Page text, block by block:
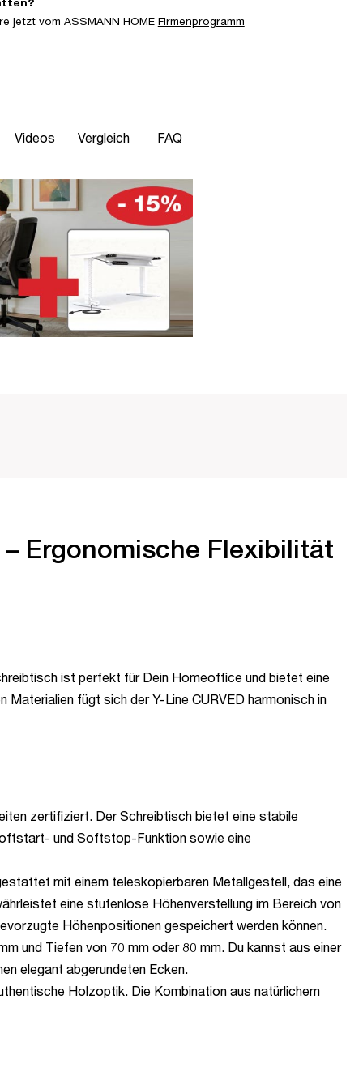
jetzt vom ASSMANN HOME Firmenprogramm
Videos Vergleich FAQ
Ergonomische Flexibilität
ist perfekt für Dein Homeoffice und bietet eine
fügt sich der Y-Line CURVED harmonisch in
zertifiziert. Der Schreibtisch bietet eine stabile
und Softstop-Funktion sowie eine
mit einem teleskopierbaren Metallgestell, das eine
eine stufenlose Höhenverstellung im Bereich von
Höhenpositionen gespeichert werden können.
und Tiefen von 70 mm oder 80 mm. Du kannst aus einer
elegant abgerundeten Ecken.
Holzoptik. Die Kombination aus natürlichem